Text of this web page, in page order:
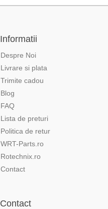
Informatii
Despre Noi
Livrare si plata
Trimite cadou
Blog
FAQ
Lista de preturi
Politica de retur
WRT-Parts.ro
Rotechnix.ro
Contact
Contact